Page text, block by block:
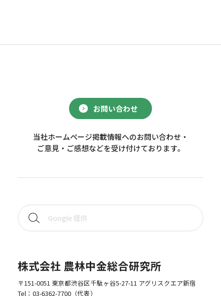
お問い合わせ
当社ホームページ掲載情報へのお問い合わせ・
ご意見・ご感想などを受け付けております。
株式会社 農林中金総合研究所
〒151-0051 東京都渋谷区千駄ヶ谷5-27-11 アグリスクエア新宿
Tel： 03-6362-7700（代表）